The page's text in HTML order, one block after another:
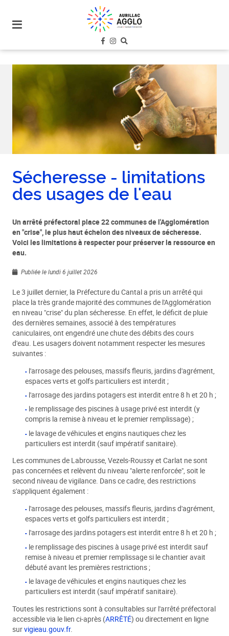
site
menu
Sécheresse - limitations
des usages de l'eau
Un arrêté préfectoral place 22 communes de l'Agglomération
en "crise", le plus haut échelon des niveaux de sécheresse.
Voici les limitations à respecter pour préserver la ressource en
eau.
Publiée le lundi 6 juillet 2026
Le 3 juillet dernier, la Préfecture du Cantal a pris un arrêté qui
place la très grande majorité des communes de l'Agglomération
en niveau "crise" du plan sécheresse. En effet, le déficit de pluie
des dernières semaines, associé à des températures
caniculaires, ont engendré une chute des débits des cours
d'eau. Les usagers doivent notamment respecter les mesures
suivantes :
l'arrosage des pelouses, massifs fleuris, jardins d'agrément,
espaces verts et golfs particuliers est interdit ;
l'arrosage des jardins potagers est interdit entre 8 h et 20 h ;
le remplissage des piscines à usage privé est interdit (y
compris la remise à niveau et le premier remplissage) ;
le lavage de véhicules et engins nautiques chez les
particuliers est interdit (sauf impératif sanitaire).
Les communes de Labrousse, Vezels-Roussy et Carlat ne sont
pas concernées et relèvent du niveau "alerte renforcée", soit le
second niveau de vigilance. Dans ce cadre, des restrictions
s'appliquent également :
l'arrosage des pelouses, massifs fleuris, jardins d'agrément,
espaces verts et golfs particuliers est interdit ;
l'arrosage des jardins potagers est interdit entre 8 h et 20 h ;
le remplissage des piscines à usage privé est interdit sauf
remise à niveau et premier remplissage si le chantier avait
débuté avant les premières restrictions ;
le lavage de véhicules et engins nautiques chez les
particuliers est interdit (sauf impératif sanitaire).
Toutes les restrictions sont à consultables sur l'arrêté préfectoral
accessible via le lien ci-après (ARRÊTÉ) ou directement en ligne
survigieau.gouv.fr.